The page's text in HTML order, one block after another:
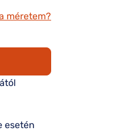
méretem?
esetén